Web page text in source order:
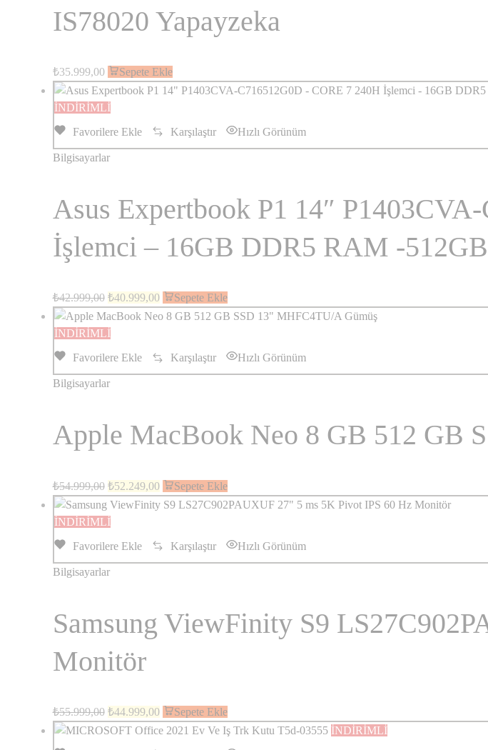
IS78020 Yapayzeka
₺35.999,00 Sepete Ekle
İNDİRİMLİ
Favorilere Ekle
Karşılaştır Hızlı Görünüm
Bilgisayarlar
Asus Expertbook P1 14″
İşlemci – 16GB DDR5 RAM -
₺42.999,00 ₺40.999,00 Sepete Ekle
İNDİRİMLİ
Favorilere Ekle
Karşılaştır Hızlı Görünüm
Bilgisayarlar
Apple MacBook Neo 8 GB 512 GB
₺54.999,00 ₺52.249,00 Sepete Ekle
İNDİRİMLİ
Favorilere Ekle
Karşılaştır Hızlı Görünüm
Bilgisayarlar
Samsung ViewFinity S9
Monitör
₺55.999,00 ₺44.999,00
Sepete Ekle
İNDİRİMLİ